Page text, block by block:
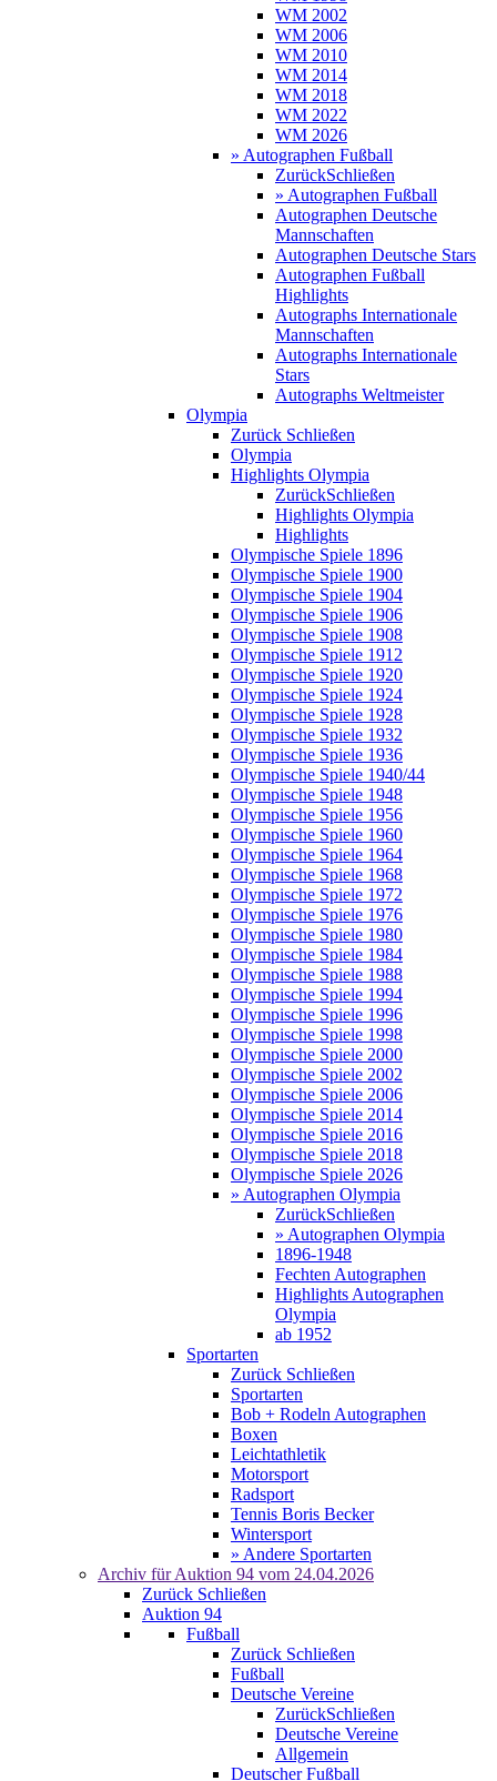
WM 2002
WM 2006
WM 2010
WM 2014
WM 2018
WM 2022
WM 2026
» Autographen Fußball
ZurückSchließen
» Autographen Fußball
Autographen Deutsche
Mannschaften
Autographen Deutsche Stars
Autographen Fußball
Highlights
Autographs Internationale
Mannschaften
Autographs Internationale
Stars
Autographs Weltmeister
Olympia
Zurück Schließen
Olympia
Highlights Olympia
ZurückSchließen
Highlights Olympia
Highlights
Olympische Spiele 1896
Olympische Spiele 1900
Olympische Spiele 1904
Olympische Spiele 1906
Olympische Spiele 1908
Olympische Spiele 1912
Olympische Spiele 1920
Olympische Spiele 1924
Olympische Spiele 1928
Olympische Spiele 1932
Olympische Spiele 1936
Olympische Spiele 1940/44
Olympische Spiele 1948
Olympische Spiele 1956
Olympische Spiele 1960
Olympische Spiele 1964
Olympische Spiele 1968
Olympische Spiele 1972
Olympische Spiele 1976
Olympische Spiele 1980
Olympische Spiele 1984
Olympische Spiele 1988
Olympische Spiele 1994
Olympische Spiele 1996
Olympische Spiele 1998
Olympische Spiele 2000
Olympische Spiele 2002
Olympische Spiele 2006
Olympische Spiele 2014
Olympische Spiele 2016
Olympische Spiele 2018
Olympische Spiele 2026
» Autographen Olympia
ZurückSchließen
» Autographen Olympia
1896-1948
Fechten Autographen
Highlights Autographen
Olympia
ab 1952
Sportarten
Zurück Schließen
Sportarten
Bob + Rodeln Autographen
Boxen
Leichtathletik
Motorsport
Radsport
Tennis Boris Becker
Wintersport
» Andere Sportarten
Archiv für Auktion 94 vom 24.04.2026
Zurück Schließen
Auktion 94
Fußball
Zurück Schließen
Fußball
Deutsche Vereine
ZurückSchließen
Deutsche Vereine
Allgemein
Deutscher Fußball